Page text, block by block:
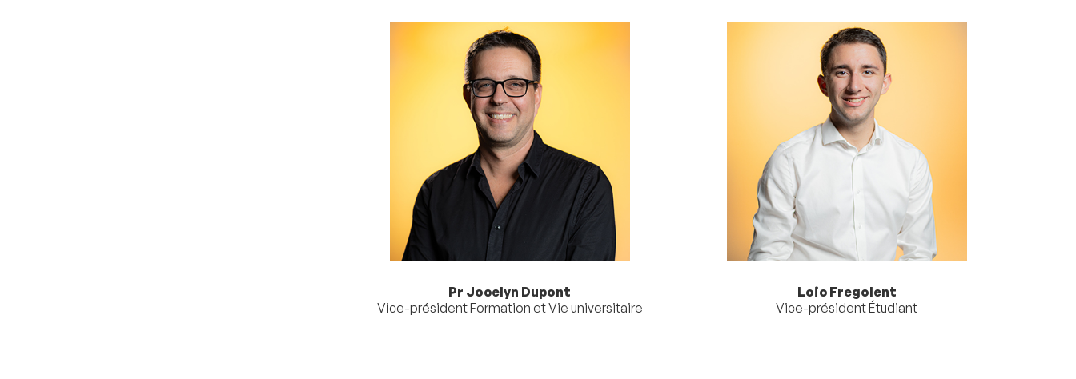
Pr Jocelyn Dupont
Vice-président Formation et Vie universitaire
Loic Fregolent
Vice-président Étudiant